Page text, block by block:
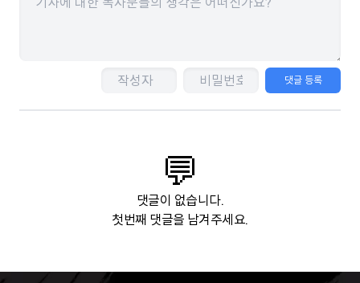
댓글 등록
💬
댓글이 없습니다.
첫번째 댓글을 남겨주세요.